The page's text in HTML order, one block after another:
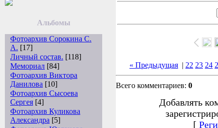
Альбомы
Фотоархив Сорокина С.
А. [17]
Личный состав. [118]
Мемориал [84]
Фотоархив Виктора
Данилова [10]
Фотоархив Сысоева
Сергея [4]
Фотоархив Куликова
Александра [5]
« Предыдущая | 22 23 24
Всего комментариев: 0
Добавлять
[